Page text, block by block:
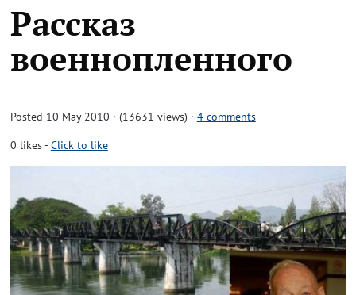
Рассказ
военнопленного
Posted 10 May 2010 · (13631 views) · 4 comments
0 likes-Click to like